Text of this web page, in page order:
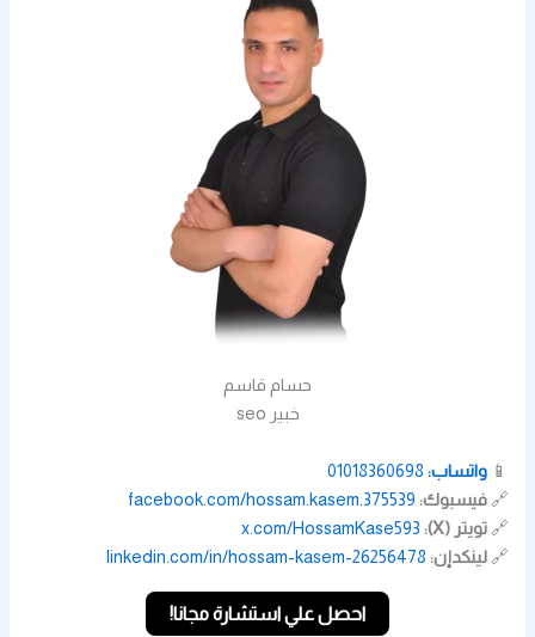
حسام قاسم
خبير seo
📱 واتساب:
🔗فيسبوك: facebook.com/hossam.kasem.375539
🔗تويتر (X):
x.com/HossamKase593
🔗لينكدإن: linkedin.com/in/hossam-kasem-26256478
احصل علي استشارة مجانا!